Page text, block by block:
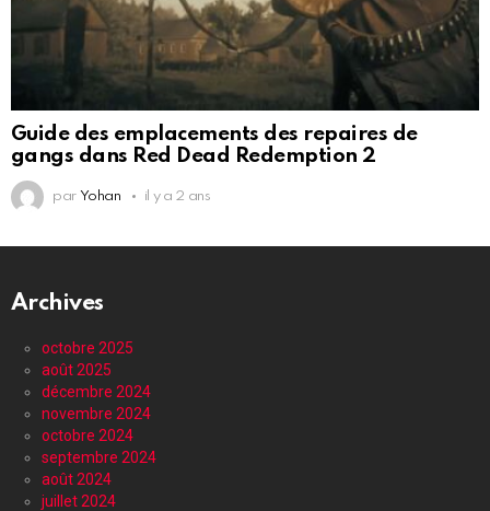
Guide des emplacements des repaires de
gangs dans Red Dead Redemption 2
par Yohan il y a 2 ans
Archives
octobre 2025
août 2025
décembre 2024
novembre 2024
octobre 2024
septembre 2024
août 2024
juillet 2024